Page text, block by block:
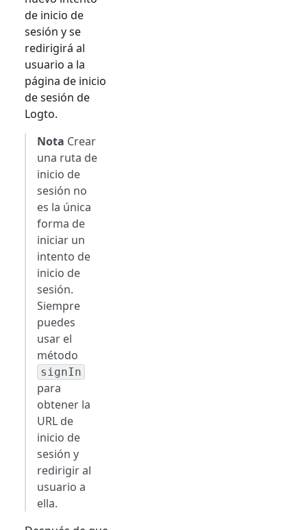
de inicio de
sesión y se
redirigirá al
usuario a la
página de inicio
de sesión de
Logto.
Nota Crear
una ruta de
inicio de
sesión no
es la única
forma de
iniciar un
intento de
inicio de
sesión.
Siempre
puedes
usar el
método
signIn
para
obtener la
URL de
inicio de
sesión y
redirigir al
usuario a
ella.